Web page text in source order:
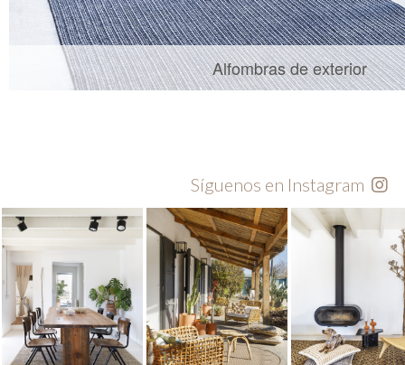
Alfombras de exterior
Síguenos en Instagram